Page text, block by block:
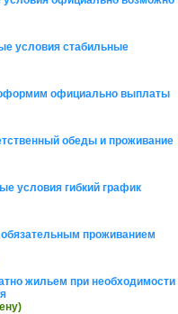
условия стабильные
оформим официально выплаты
обеды и проживание
условия гибкий график
проживанием
жильем при необходимости